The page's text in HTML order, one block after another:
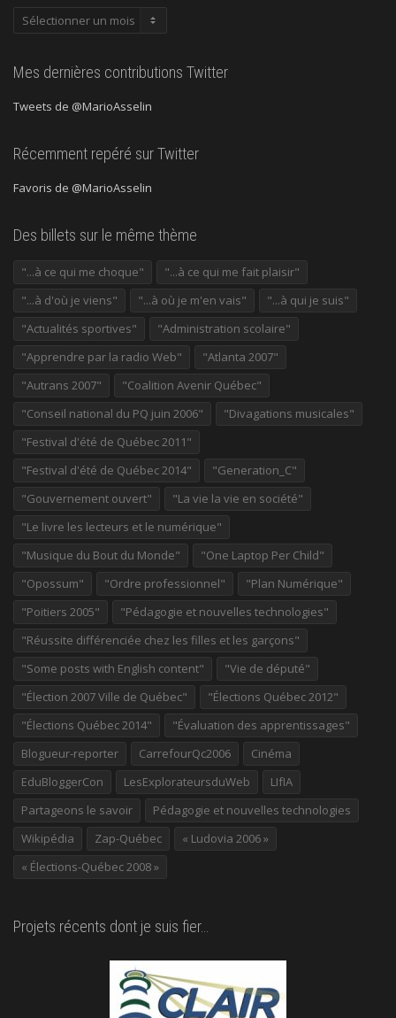
Publications
Mes dernières contributions Twitter
Tweets de @MarioAsselin
Récemment repéré sur Twitter
Favoris de @MarioAsselin
Des billets sur le même thème
"...à ce qui me choque"
"...à ce qui me fait plaisir"
"...à d'où je viens"
"...à où je m'en vais"
"...à qui je suis"
"Actualités sportives"
"Administration scolaire"
"Apprendre par la radio Web"
"Atlanta 2007"
"Autrans 2007"
"Coalition Avenir Québec"
"Conseil national du PQ juin 2006"
"Divagations musicales"
"Festival d'été de Québec 2011"
"Festival d'été de Québec 2014"
"Generation_C"
"Gouvernement ouvert"
"La vie la vie en société"
"Le livre les lecteurs et le numérique"
"Musique du Bout du Monde"
"One Laptop Per Child"
"Opossum"
"Ordre professionnel"
"Plan Numérique"
"Poitiers 2005"
"Pédagogie et nouvelles technologies"
"Réussite différenciée chez les filles et les garçons"
"Some posts with English content"
"Vie de député"
"Élection 2007 Ville de Québec"
"Élections Québec 2012"
"Élections Québec 2014"
"Évaluation des apprentissages"
Blogueur-reporter
CarrefourQc2006
Cinéma
EduBloggerCon
LesExplorateursduWeb
LIfIA
Partageons le savoir
Pédagogie et nouvelles technologies
Wikipédia
Zap-Québec
« Ludovia 2006 »
« Élections-Québec 2008 »
Projets récents dont je suis fier…